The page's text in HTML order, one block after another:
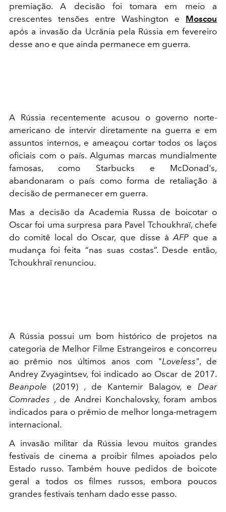
premiação. A decisão foi tomara em meio a
crescentes tensões entre Washington e Moscou
após a invasão da Ucrânia pela Rússia em fevereiro
desse ano e que ainda permanece em guerra.
A Rússia recentemente acusou o governo norte-
americano de intervir diretamente na guerra e em
assuntos internos, e ameaçou cortar todos os laços
oficiais com o país. Algumas marcas mundialmente
famosas, como Starbucks e McDonad's,
abandonaram o país como forma de retaliação à
decisão de permanecer em guerra.
Mas a decisão da Academia Russa de boicotar o
Oscar foi uma surpresa para Pavel Tchoukhraï, chefe
do comitê local do Oscar, que disse à AFPque a
mudança foi feita “nas suas costas”. Desde então,
Tchoukhraï renunciou.
A Rússia possui um bom histórico de projetos na
categoria de Melhor Filme Estrangeiros e concorreu
ao prêmio nos últimos anos com "Loveless", de
Andrey Zvyagintsev, foi indicado ao Oscar de 2017.
Beanpole (2019) , de Kantemir Balagov, e Dear
Comrades , de Andrei Konchalovsky, foram ambos
indicados para o prêmio de melhor longa-metragem
internacional.
A invasão militar da Rússia levou muitos grandes
festivais de cinema a proibir filmes apoiados pelo
Estado russo. Também houve pedidos de boicote
geral a todos os filmes russos, embora poucos
grandes festivais tenham dado esse passo.